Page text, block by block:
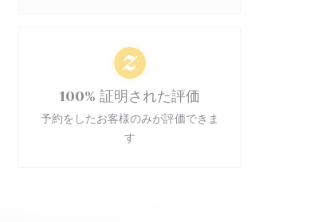
100% 証明された評価
予約をしたお客様のみが評価できま
す